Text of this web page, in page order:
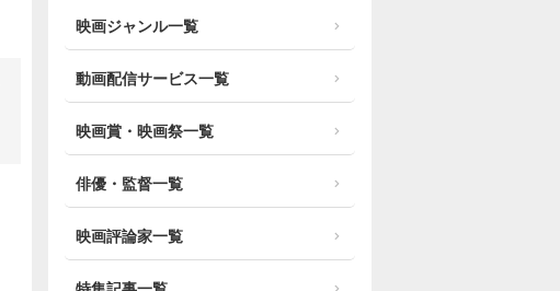
映画ジャンル一覧
動画配信サービス一覧
映画賞・映画祭一覧
俳優・監督一覧
映画評論家一覧